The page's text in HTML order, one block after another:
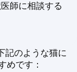
師に相談する
記のような猫に
めです：